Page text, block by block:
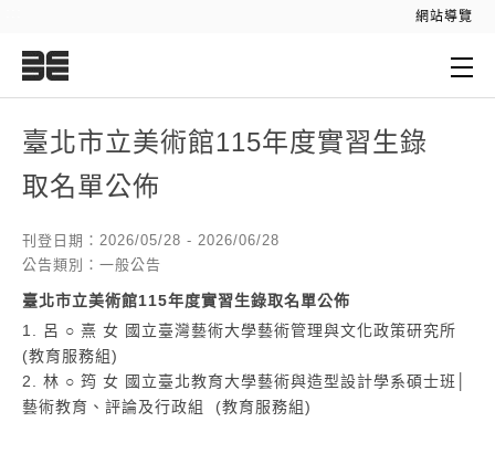
網站導覽
臺北市立美術館115年度實習生錄
取名單公佈
刊登日期：2026/05/28 - 2026/06/28
公告類別：一般公告
臺北市立美術館115年度實習生錄取名單公佈
1. 呂 ○ 熹 女 國立臺灣藝術大學藝術管理與文化政策研究所
(教育服務組)
2. 林 ○ 筠 女 國立臺北教育大學藝術與造型設計學系碩士班│
藝術教育、評論及行政組 (教育服務組)